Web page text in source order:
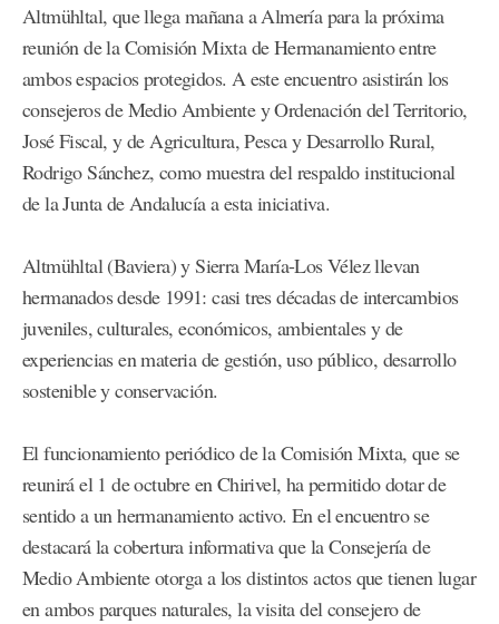
Altmühltal, que llega mañana a Almería para la próxima
reunión de la Comisión Mixta de Hermanamiento entre
ambos espacios protegidos. A este encuentro asistirán los
consejeros de Medio Ambiente y Ordenación del Territorio,
José Fiscal, y de Agricultura, Pesca y Desarrollo Rural,
Rodrigo Sánchez, como muestra del respaldo institucional
de la Junta de Andalucía a esta iniciativa.
Altmühltal (Baviera) y Sierra María-Los Vélez llevan
hermanados desde 1991: casi tres décadas de intercambios
juveniles, culturales, económicos, ambientales y de
experiencias en materia de gestión, uso público, desarrollo
sostenible y conservación.
El funcionamiento periódico de la Comisión Mixta, que se
reunirá el 1 de octubre en Chirivel, ha permitido dotar de
sentido a un hermanamiento activo. En el encuentro se
destacará la cobertura informativa que la Consejería de
Medio Ambiente otorga a los distintos actos que tienen lugar
en ambos parques naturales, la visita del consejero de